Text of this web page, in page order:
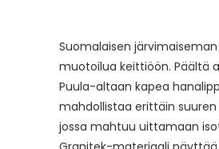
Suomalaisen
muotoilua keittiöön. Päältä
Puula-altaan kapea
mahdollistaa erittäin suuren
jossa mahtuu uittamaan